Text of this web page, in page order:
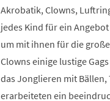
Akrobatik, Clowns,
jedes Kind für ein
um mit ihnen für die
Clowns einige lustige
das Jonglieren mit
erarbeiteten ein